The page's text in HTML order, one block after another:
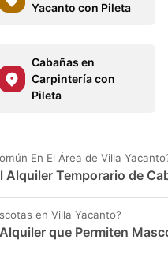
Yacanto con Pileta
Cabañas en
Carpintería con
Pileta
En El Área de Villa
Alquiler Temporario de
en Villa Yacanto?
que Permiten